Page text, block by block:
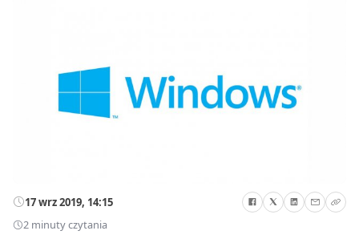
17 wrz 2019, 14:15
2 minuty czytania